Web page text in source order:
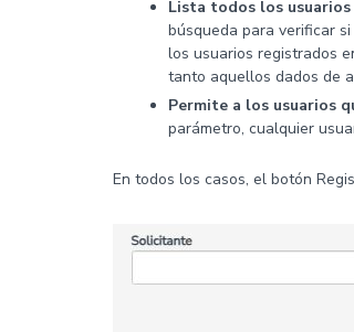
Lista todos los
búsqueda para verificar
los usuarios registrados
tanto aquellos dados de
Permite a los usuarios
parámetro, cualquier
En todos los casos, el botón